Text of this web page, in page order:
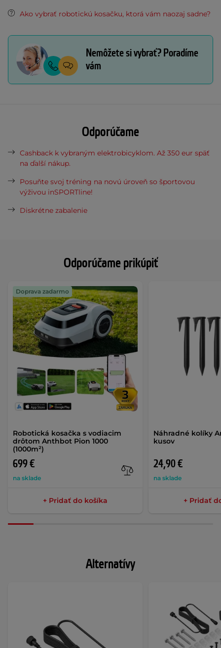
Odporúčame prikúpiť
Robotická kosačka s vodiacim
drôtom Anthbot Pion 1000
(1000m²)
699 €
na sklade
Doprava zadarmo
+ Pridať do košíka
Náhradné kolíky
kusov
24,90 €
na sklade
+ Pridať
Ako vybrať robotickú kosačku, ktorá vám naozaj sadne?
Nemôžete si vybrať? Poradíme
vám
Odporúčame
Cashback k vybraným elektrobicyklom. Až 350 eur späť
na ďalší nákup.
Posuňte svoj tréning na novú úroveň so športovou
výživou inSPORTline!
Diskrétne zabalenie
Alternatívy